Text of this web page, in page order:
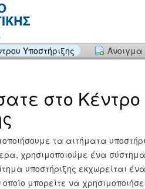
Υποστήριξης Άνοιγμα
στο Κέντρο
τα αιτήματα
χρησιμοποιούμε ένα
υποστήριξης εκχωρείται
μπορείτε να